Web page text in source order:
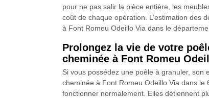
pour ne pas salir la pièce entière, les
coût de chaque opération. L’estimation des
à Font Romeu Odeillo Via dans le
Prolongez la vie de votre
cheminée à Font Romeu
Si vous possédez une poêle à granuler,
cheminée à Font Romeu Odeillo Via dans
fonctionner normalement. Elles détiennent